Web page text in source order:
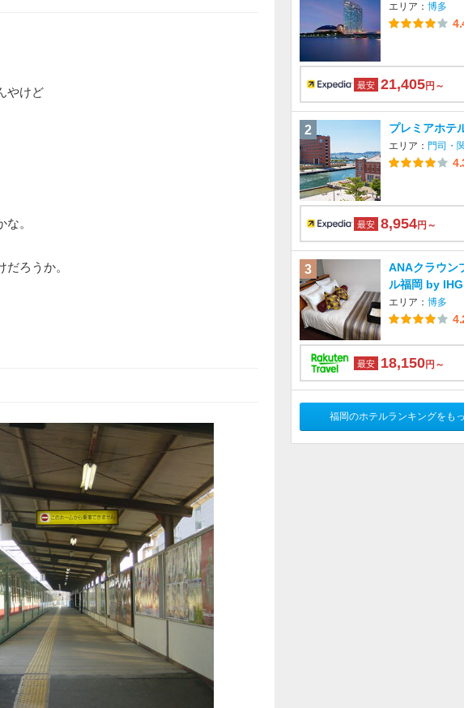
やけど
。
ろうか。
エリア： 博多
最安 21,405円～
2 プレミアホテ
エリア： 門司・
最安 8,954円～
3
ANAクラウン
ル福岡 by IHG
エリア： 博多
最安 18,150円～
福岡のホテルランキングをも